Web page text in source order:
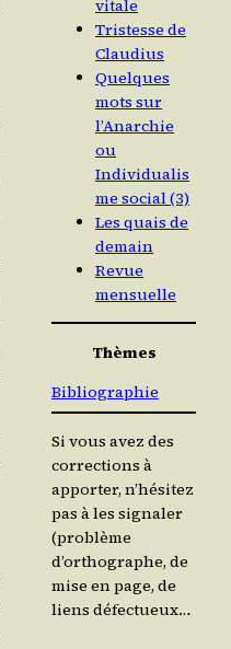
vitale
Tristesse de
Claudius
Quelques
mots sur
l’Anarchie
ou
Individualis
me social (3)
Les quais de
demain
Revue
mensuelle
Thèmes
Bibliographie
Si vous avez des
corrections à
apporter, n’hésitez
pas à les signaler
(problème
d’orthographe, de
mise en page, de
liens défectueux…